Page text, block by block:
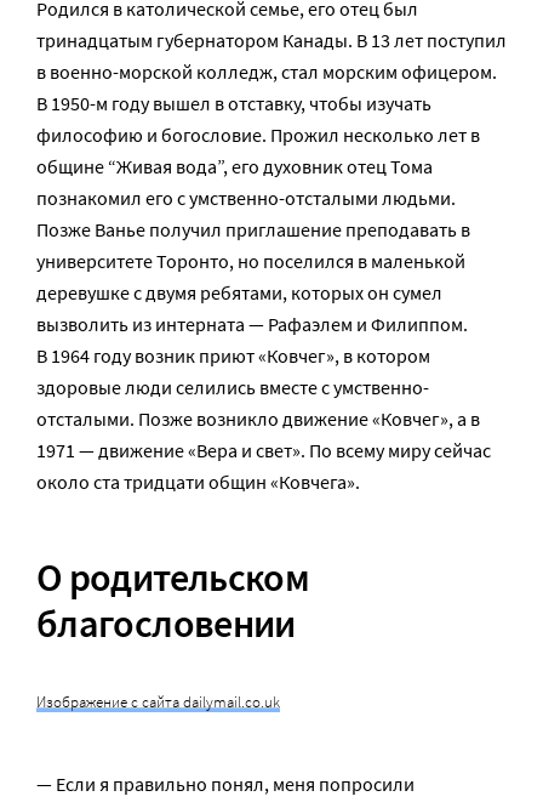
Родился в католической семье, его отец был
тринадцатым губернатором Канады. В 13 лет поступил
в военно-морской колледж, стал морским офицером.
В 1950-м году вышел в отставку, чтобы изучать
философию и богословие. Прожил несколько лет в
общине “Живая вода”, его духовник отец Тома
познакомил его с умственно-отсталыми людьми.
Позже Ванье получил приглашение преподавать в
университете Торонто, но поселился в маленькой
деревушке с двумя ребятами, которых он сумел
вызволить из интерната — Рафаэлем и Филиппом.
В 1964 году возник приют «Ковчег», в котором
здоровые люди селились вместе с умственно-
отсталыми. Позже возникло движение «Ковчег», а в
1971 — движение «Вера и свет». По всему миру сейчас
около ста тридцати общин «Ковчега».
О родительском
благословении
Изображение с сайта dailymail.co.uk
— Если я правильно понял, меня попросили